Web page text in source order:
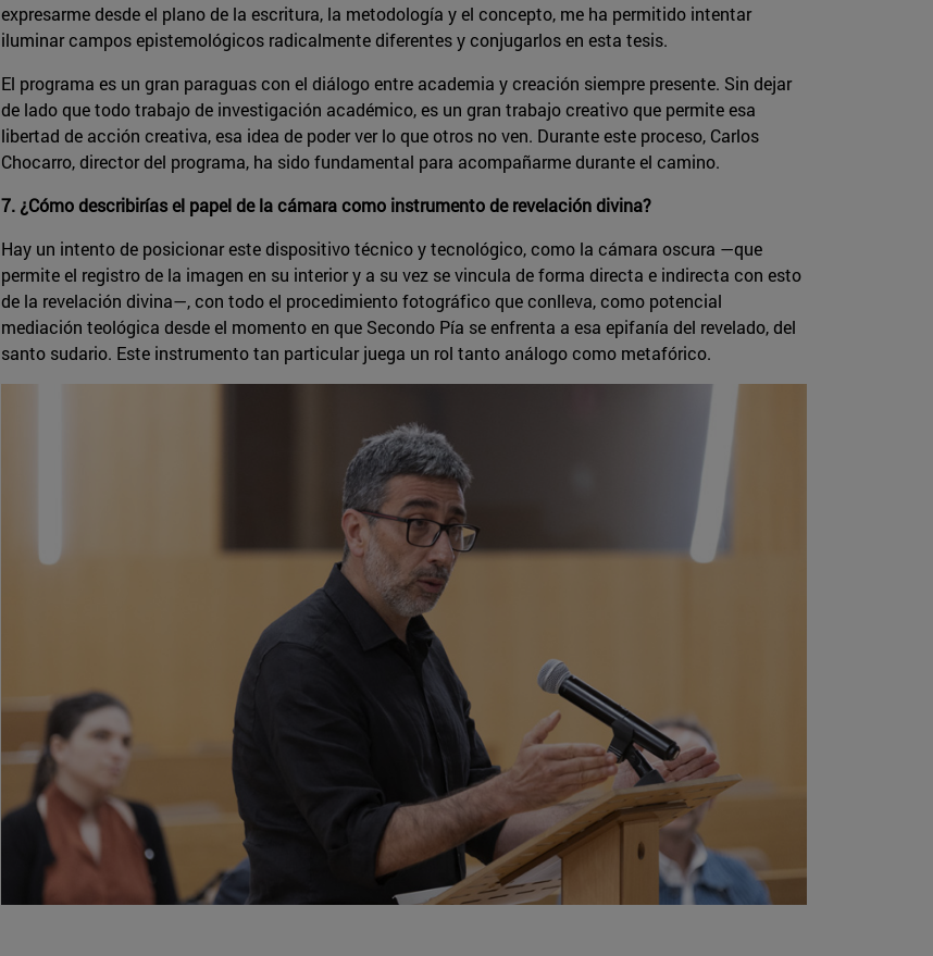
expresarme desde el plano de la escritura, la metodología y el concepto, me ha permitido intentar
iluminar campos epistemológicos radicalmente diferentes y conjugarlos en esta tesis.
El programa es un gran paraguas con el diálogo entre academia y creación siempre presente. Sin dejar
de lado que todo trabajo de investigación académico, es un gran trabajo creativo que permite esa
libertad de acción creativa, esa idea de poder ver lo que otros no ven. Durante este proceso, Carlos
Chocarro, director del programa, ha sido fundamental para acompañarme durante el camino.
7. ¿Cómo describirías el papel de la cámara como instrumento de revelación divina?
Hay un intento de posicionar este dispositivo técnico y tecnológico, como la cámara oscura —que
permite el registro de la imagen en su interior y a su vez se vincula de forma directa e indirecta con esto
de la revelación divina—, con todo el procedimiento fotográfico que conlleva, como potencial
mediación teológica desde el momento en que Secondo Pía se enfrenta a esa epifanía del revelado, del
santo sudario. Este instrumento tan particular juega un rol tanto análogo como metafórico.